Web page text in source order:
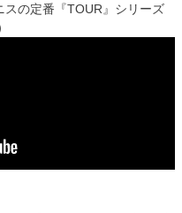
の定番『TOUR』シリーズ